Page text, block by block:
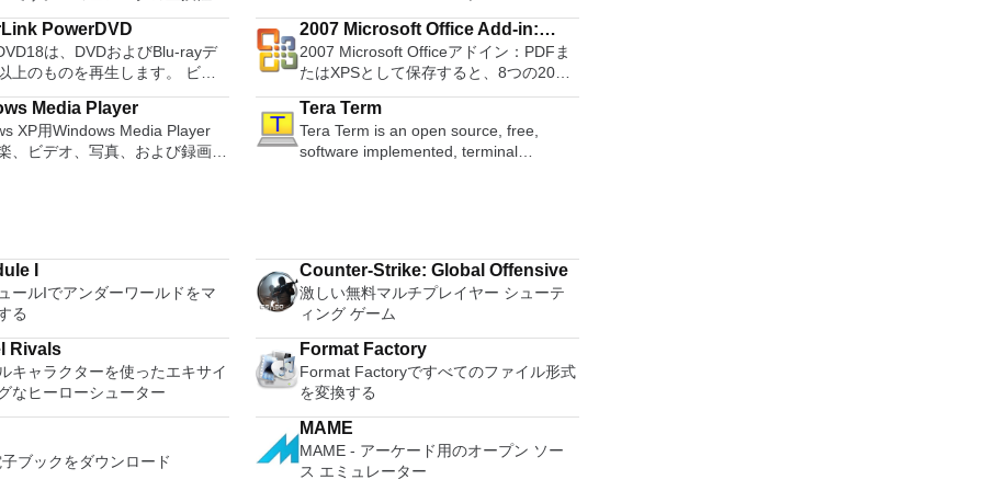
およびGUIDパーティションテ
GPT）ディスクのディスク領域
題の解決を可能にします。 パ
ョンのサイズ変更/移動システ
ブを拡張するディスクとパーテ
をコピーパーティションをマー
ーティション空き領域を再分配
ナミックディスクの変換パーテ
Edit Ogg Vorbis, MP3, WAV or AIFF
sound files. Cut, copy, splice or mix
sounds together. Change the speed or
pitch of a recording. Add new effects
with LADSPA plug-ins. And more!
イ可能なすべてのPS2ゲームの
を誇っています。かなり強力な
ーターを所有している場合、
優れたエミュレーターです。
のアプリケーションはローエン
ューターのサポートも提供する
2コンソールのすべて
は、PCで動作するゲームを見
ョンでは、ディスクからゲーム
行することも、ハードドライブ
イメージとして実行することも
。 主な機能は次のとおりで
ムの現在の「状態」を保存でき
制限のメモリーカード：好き
くなりました。 高解像度グラ
ス：PCSX2を使用すると、
free word processor, spreadsheet
program and presentation maker. With
these three programs you will easily be
able to deal with any office related
tasks. WPS Office 2016 Free has
multiple language support for English,
French, German, Spanish,
Portuguese,Russian and Polish
such as the paragraph adjustment tool
and multiple tabbed feature. It also has
a PDF converter, spell check and word
count feature. WPS Office 2016
Personal Edition supports switching
language UI,File Roaming and Docer
online templates. Key features include:
Presentation Multimedia presentations
creator. Spreadsheets Powerful tool for
data processing and analysis. 100%
PowerDVD
は、DVDおよびBlu-rayデ
上のものを再生します。 ビデ
ディオ、写真、VR 360°コンテ
らにはYouTubeやVimeoにとっ
は重要なエンターテ
です。 Ultra HD HDR TV
い再生サポートと独自の強化に
こにいても簡単にリラックスで
新機能は次のとおりです。 4K
に最適化 Ultra HD Blu-ray、
/ H.265およびHDR10コンテ
ポート全画面モードで21：9モ
2.35：1の映画を見る常時オン
ューでYouTubeライブを見る
Microsoft Mixed Realityヘッド
2007 Microsoft Office Add-in:
Microsoft Save as PDF or XPS
2007 Microsoft Officeアドイン：PDFま
たはXPSとして保存すると、8つの2007
Microsoft OfficeプログラムでPDFおよび
XPS形式にエクスポートして保存できま
す。このツールを使用すると、これらの
プログラムのサブセットでPDF形式およ
ラムで動作します。 Microsoft Office
Access 2007。 Microsoft Office Excel
2007。 Microsoft Office InfoPath
2007。 Microsoft Office OneNote
2007。 Microsoft Office PowerPoint
2007。 Microsoft Office Publisher
2007。 Microsoft Office Visio 2007。
Microsoft Office Word 2007。 2007
Microsoft Officeプログラムのこの
Microsoft Save as PDFまたはXPSアド
インは、2007 Microsoft Office systemソ
Media Player
XP用Windows Media Player
、ビデオ、写真、および録画し
スとの共有も、すべて1か所で
イン - まっ
い外観でデジタル エンターテ
を楽しめます。 大好きな音楽
く - デジタル音楽体験がさらに
ります。 エンターテイメント
1つの場所に - 音楽、ビデオ、
画したテレビ番組をすべて保存
めます。 どこでも楽しめる -
ます。
Tera Term
Tera Term is an open source, free,
software implemented, terminal
port connections. It also has a built-in
macro scripting language and some
other useful plugins. Key features
include: Automatically creates logs with
unique log names. Supports SSH,
standard telnet and serial ports.
Supports dec/digital/vt terminal
standards. Tera Term is a useful
application, which allows the connection
to any remote Telnet or SSH hosts. It
sports a clean and crisp layout that is
easy to work with. The application does
I
ールIでアンダーワールドをマ
る
Counter-Strike: Global Offensive
激しい無料マルチプレイヤー シューテ
ィング ゲーム
Rivals
キャラクターを使ったエキサイ
なヒーローシューター
Format Factory
Format Factoryですべてのファイル形式
を変換する
ブックをダウンロード
MAME
MAME - アーケード用のオープン ソー
ス エミュレーター